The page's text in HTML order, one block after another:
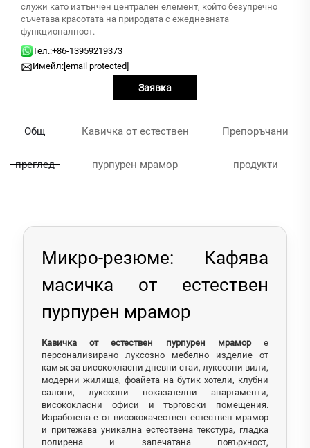
служи като изтънчен централен елемент, който безупречно
съчетава красотата на природата с ежедневната
функционалност.
Тел.:+86-13959219373
Имейл:[email protected]
Заявка
Общ
преглед
Кавичка от естествен
пурпурен мрамор
Препоръчани
продукти
Микро-резюме: Кафява
масичка от естествен
пурпурен мрамор
Кавичка от естествен пурпурен мрамор е
персонализирано луксозно мебелно изделие от
камък за висококласни дневни стаи, луксозни вили,
модерни жилища, фоайета на бутик хотели, клубни
салони, луксозни показателни апартаменти,
висококласни офиси и търговски помещения.
Изработена е от висококачествен естествен мрамор
и притежава уникална естествена текстура, гладка
полирена и запечатана повърхност,